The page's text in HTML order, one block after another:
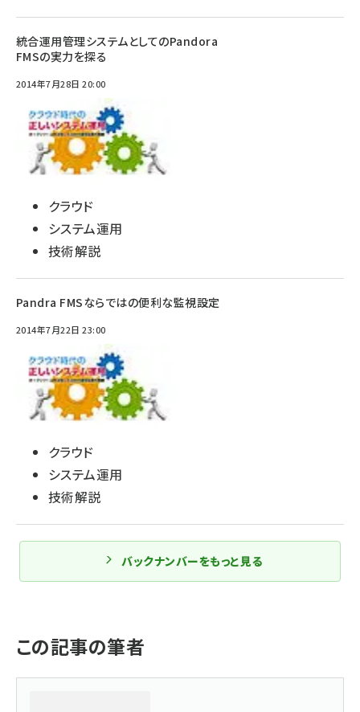
統合運用管理システムとしてのPandora
FMSの実力を探る
2014年7月28日 20:00
クラウド
システム運用
技術解説
Pandra FMSならではの便利な監視設定
2014年7月22日 23:00
クラウド
システム運用
技術解説
バックナンバーをもっと見る
この記事の筆者